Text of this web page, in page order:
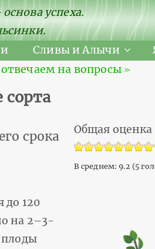
успеха.
Сливы и Алычи
на вопросы ≫
сорта
Общая оценка
В среднем: 9.2 (5
срока
до 120
на 2–3-
плоды